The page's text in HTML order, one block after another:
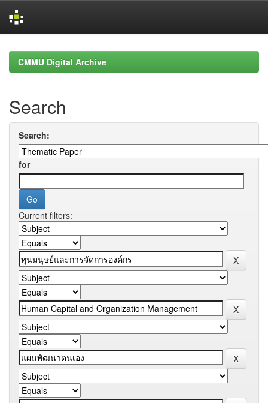
navigationCMMU Digital Archive
Search
Search:
for
Current filters: